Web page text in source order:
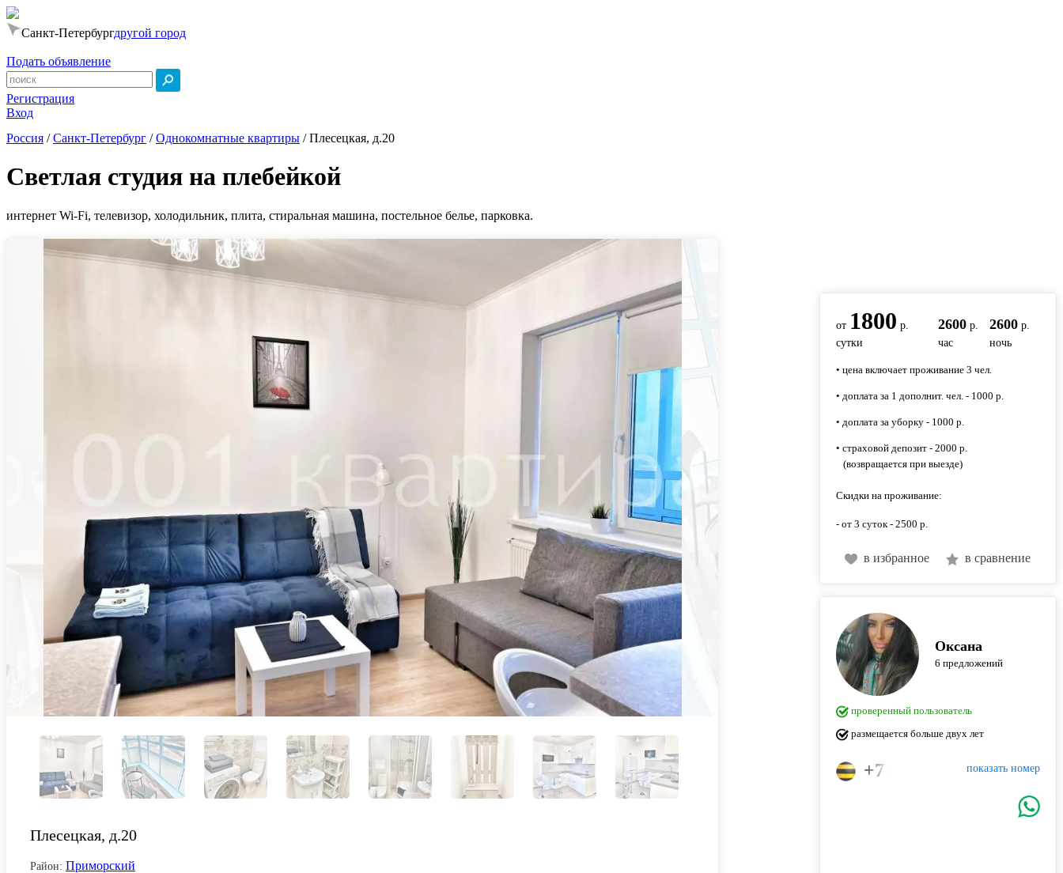
Санкт-Петербургдругой город
Подать объявление
Регистрация
Вход
Россия /Санкт-Петербург /Однокомнатные квартиры /Плесецкая, д.20
Светлая студия на плебейкой
интернет Wi-Fi, телевизор, холодильник, плита, стиральная машина, постельное белье, парковка.
Плесецкая, д.20
Район: Приморский
от 1800 р.
сутки
2600 р.
час
2600р.
ночь
• цена включает проживание 3 чел.
• доплата за 1 дополнит. чел. - 1000 р.
• доплата за уборку - 1000 р.
• страховой депозит - 2000 р.
(возвращается при выезде)
Скидки на проживание:
- от 3 суток - 2500 р.
в избранное в сравнение
Оксана
6 предложений
проверенный пользователь
размещается больше двух лет
показать номер
+7 (960) 283-33-23